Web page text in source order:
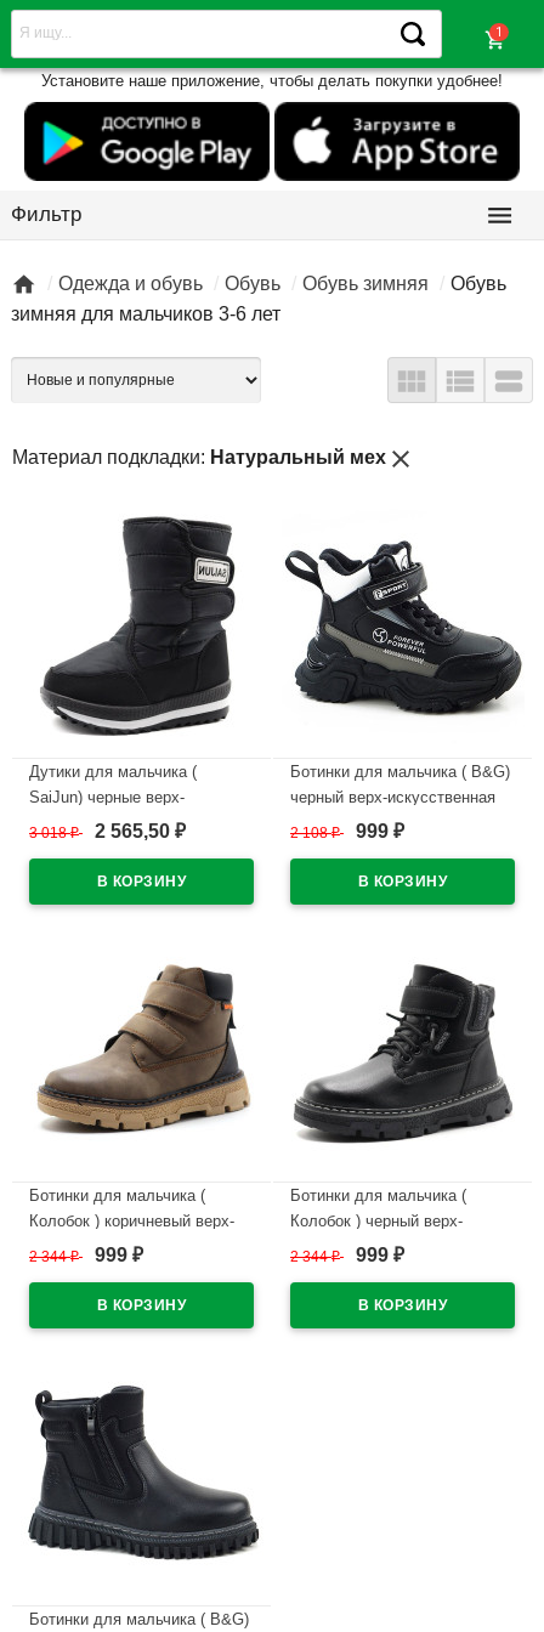
shopping_cart
Установите наше приложение, чтобы делать покупки удобнее!
Фильтр 
 Одежда и обувь Обувь Обувь зимняя
Обувь
зимняя для мальчиков 3-6 лет
  
Материал подкладки: Натуральный мех close
Дутики для мальчика (
SaiJun) черные верх-
искусственная кожа
артикул czz-1007-1
3 018₽ 2 565,50 ₽
Ботинки для мальчика ( B&G)
черный верх-искусственная
кожа подкладка -натуральный
2 108₽ 999 ₽
Ботинки для мальчика (
Колобок ) коричневый верх-
искусственная кожа
артикул kok-5986-03
2 344₽ 999 ₽
Ботинки для мальчика (
Колобок ) черный верх-
искусственная кожа
артикул kok-5993-01
2 344₽ 999 ₽
Ботинки для мальчика ( B&G)